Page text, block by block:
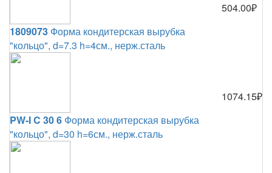
1809073 Форма кондитерская вырубка
"кольцо", d=7.3 h=4см., нерж.сталь
504.00₽
PW-I C 30 6 Форма кондитерская вырубка
"кольцо", d=30 h=6см., нерж.сталь
1074.15₽